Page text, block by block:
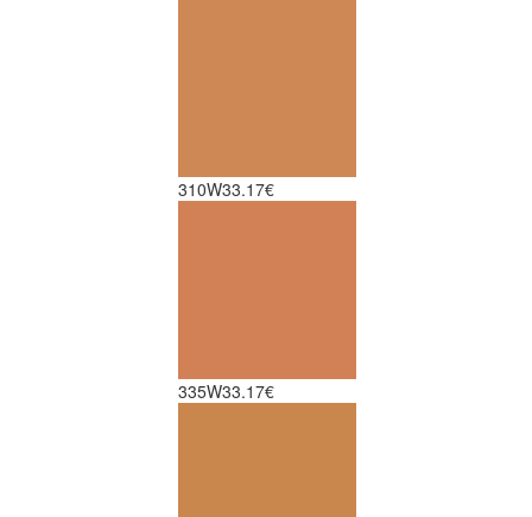
310W33.17€
335W33.17€